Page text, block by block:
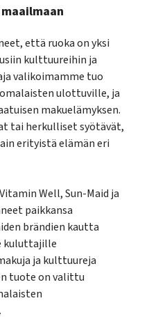
että ruoka on yksi
kulttuureihin ja
valikoimamme tuo
ulottuville, ja
makuelämyksen.
tai herkulliset syötävät,
erityistä elämän eri
Well, Sun-Maid ja
paikkansa
brändien kautta
kuluttajille
ja kulttuureja
tuote on valittu